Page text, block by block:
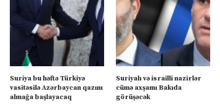
Suriya bu həftə Türkiyə
vasitəsilə Azərbaycan qazını
almağa başlayacaq
Suriyalı və israilli nazirlər
cümə axşamı Bakıda
görüşəcək